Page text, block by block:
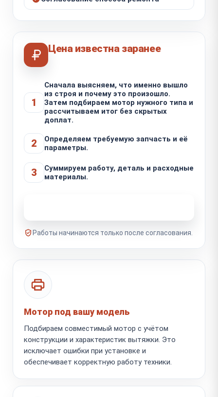
Цена известна заранее
1
Сначала выясняем, что именно вышло
из строя и почему это произошло.
Затем подбираем мотор нужного типа и
рассчитываем итог без скрытых
доплат.
2
Определяем требуемую запчасть и её
параметры.
3
Суммируем работу, деталь и расходные
материалы.
Работы начинаются только после согласования.
Мотор под вашу модель
Подбираем совместимый мотор с учётом
конструкции и характеристик вытяжки. Это
исключает ошибки при установке и
обеспечивает корректную работу техники.